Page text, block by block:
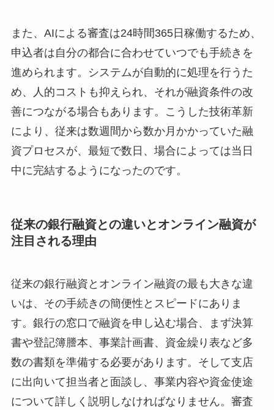
また、AIによる審査は24時間365日稼働するため、
申込者は自分の都合に合わせていつでも手続きを
進められます。システムが自動的に処理を行うた
め、人的コストも抑えられ、それが融資条件の改
善につながる場合もあります。こうした技術革新
により、従来は数週間から数か月かかっていた融
資プロセスが、最短で数日、場合によっては当日
中に完結するようになったのです。
従来の銀行融資との違いとオンライン融資が
注目される理由
従来の銀行融資とオンライン融資の最も大きな違
いは、その手続きの簡便性とスピードにありま
す。銀行の窓口で融資を申し込む場合、まず決算
書や登記簿謄本、事業計画書、資金繰り表など多
数の書類を準備する必要があります。そして支店
に出向いて担当者と面談し、事業内容や資金使途
について詳しく説明しなければなりません。審査